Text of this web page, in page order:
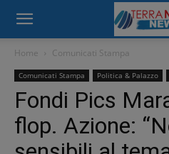
Home Comunicati Stampa
Comunicati Stampa Politica & Palazzo
Fondi Pics
flop. Azione: